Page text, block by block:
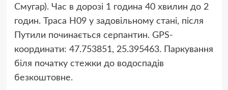
Смугар). Час в дорозі 1 година 40 хвилин до 2
годин. Траса Н09 у задовільному стані, після
Путили починається серпантин. GPS-
координати: 47.753851, 25.395463. Паркування
біля початку стежки до водоспадів
безкоштовне.